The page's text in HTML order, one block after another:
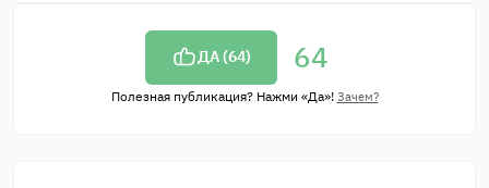
ДА (64) 64
Полезная публикация? Нажми «Да»! Зачем?